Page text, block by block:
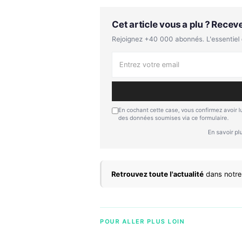
Cet article vous a plu ?
Rejoignez +40 000 abonnés.
En cochant cette case, vous confirmez avoir
des données soumises via ce formulaire.
En savoir
Retrouvez toute l'actualité dans
POUR ALLER PLUS LOIN